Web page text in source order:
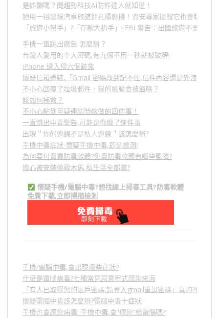
是詐騙嗎？問趨勢科技AI防詐達人就知道！
她用一招發現汽車旅館針孔攝影機！資安專家提醒它也會駭人成
「旅遊小幫手」 ? 「存款大扒手」 ! FBI 警告：出國旅遊不要做的
手機一直跳出廣告,怎麼辦？
台灣人愛用的十大密碼,有九個不用一秒就被破解!
iPhone 遭入侵六個跡象
懷疑信箱遭駭,「Gmail 密碼改到記不住,信件內容還是外洩？」,
不小心回覆了垃圾郵件，我的帳號會被盜嗎？
該如何補救？
不小心點到可疑連結時該做的四件事！
一直跳出中毒警告,可能是你做了這件事
出現＂你的連線不是私人連線＂該怎麼辦?
手機中毒症狀-懷疑手機中毒,即刻檢測!
為何要付費買防毒軟體?免費防毒軟體有哪些風險?
擔心被安裝偷窺木馬,私生活全都露?
懷疑手機/電腦中毒?想找線上掃毒工具?防毒軟體
免費下載,立即掃描檢測
手機/電腦中毒,會出現哪些症狀?
什麼是電腦病毒?七種常見惡意程式感染來源
「有人已取得您的帳戶密碼,請登入gmail重設密碼」真的?假的?5
懷疑電腦中毒該怎麼辦?電腦中毒十症狀
手機也會感染病毒! 手機中毒,會”傳染”給電腦嗎?